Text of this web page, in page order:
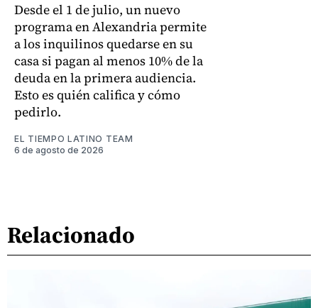
Desde el 1 de julio, un nuevo
programa en Alexandria permite
a los inquilinos quedarse en su
casa si pagan al menos 10% de la
deuda en la primera audiencia.
Esto es quién califica y cómo
pedirlo.
EL TIEMPO LATINO TEAM
6 de agosto de 2026
Relacionado